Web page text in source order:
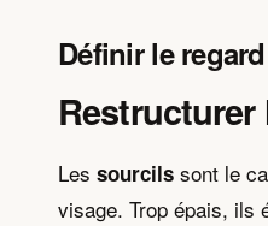
Définir le
Restructurer
Les sourcils sont le
visage. Trop épais, ils